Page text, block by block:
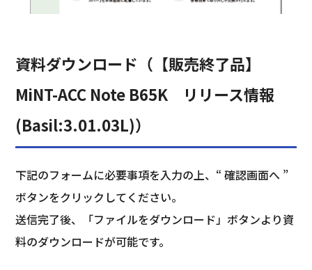
資料ダウンロード（【販売終了品】
MiNT-ACC Note B65K リリース情報
(Basil:3.01.03L)）
下記のフォームに必要事項を入力の上、“ 確認画面へ ”
ボタンをクリックしてください。
送信完了後、「ファイルをダウンロード」ボタンより資
料のダウンロードが可能です。